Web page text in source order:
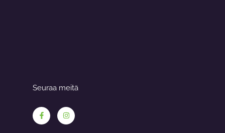
Seuraa meitä
F
a
c
n
s